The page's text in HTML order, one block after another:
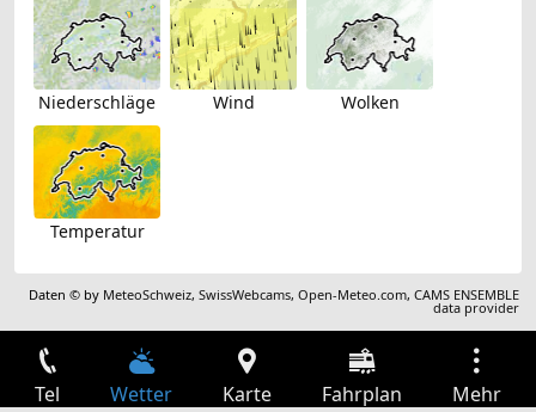
Niederschläge Wind Wolken
Temperatur
Daten © by MeteoSchweiz,SwissWebcams,Open-Meteo.com,CAMS ENSEMBLE
data provider
Tel Wetter Karte Fahrplan Mehr